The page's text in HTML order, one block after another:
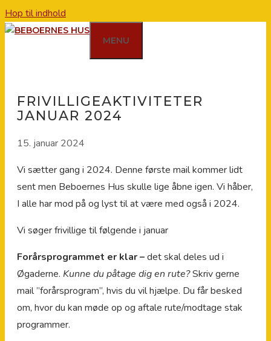
Hop til indhold
MENU
FRIVILLIGEAKTIVITETER
JANUAR 2024
15. januar 2024
Vi sætter gang i 2024. Denne første mail kommer lidt
sent men Beboernes Hus skulle lige åbne igen. Vi håber,
I alle har mod på og lyst til at være med også i 2024.
Vi søger frivillige til følgende i januar
Forårsprogrammet er klar –det skal deles ud i
Øgaderne. Kunne du påtage dig en rute?Skriv gerne
mail ”forårsprogram”, hvis du vil hjælpe. Du får besked
om, hvor du kan møde op og aftale rute/modtage stak
programmer.